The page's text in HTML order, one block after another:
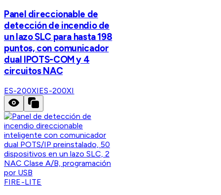
Panel direccionable de
detección de incendio de
un lazo SLC para hasta 198
puntos, con comunicador
dual IPOTS-COM y 4
circuitos NAC
ES-200XIES-200XI
FIRE-LITE